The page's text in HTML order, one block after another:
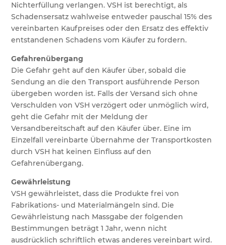
Nichterfüllung verlangen. VSH ist berechtigt, als
Schadensersatz wahlweise entweder pauschal 15% des
vereinbarten Kaufpreises oder den Ersatz des effektiv
entstandenen Schadens vom Käufer zu fordern.
Gefahrenübergang
Die Gefahr geht auf den Käufer über, sobald die
Sendung an die den Transport ausführende Person
übergeben worden ist. Falls der Versand sich ohne
Verschulden von VSH verzögert oder unmöglich wird,
geht die Gefahr mit der Meldung der
Versandbereitschaft auf den Käufer über. Eine im
Einzelfall vereinbarte Übernahme der Transportkosten
durch VSH hat keinen Einfluss auf den
Gefahrenübergang.
Gewährleistung
VSH gewährleistet, dass die Produkte frei von
Fabrikations- und Materialmängeln sind. Die
Gewährleistung nach Massgabe der folgenden
Bestimmungen beträgt 1 Jahr, wenn nicht
ausdrücklich schriftlich etwas anderes vereinbart wird.